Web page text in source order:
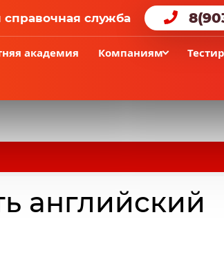
справочная служба
академия Компаниям
английский